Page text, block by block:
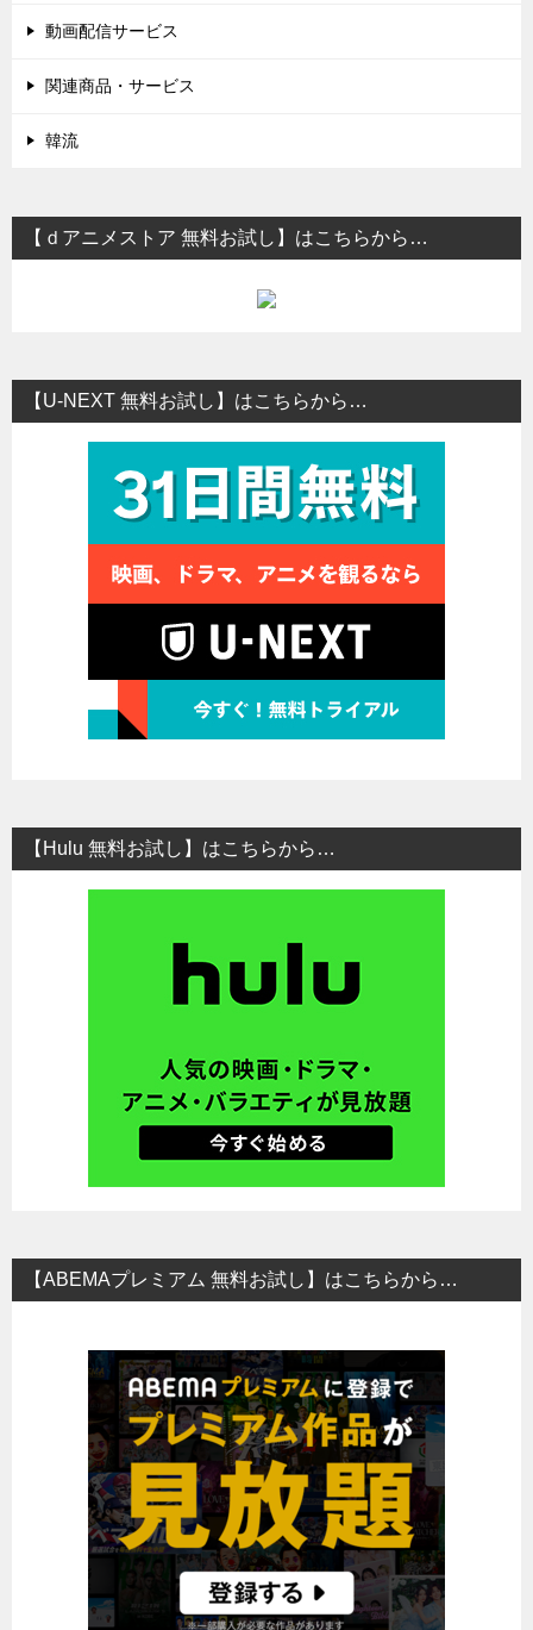
動画配信サービス
関連商品・サービス
韓流
【ｄアニメストア 無料お試し】はこちらから…
【U-NEXT 無料お試し】はこちらから…
【Hulu 無料お試し】はこちらから…
【ABEMAプレミアム 無料お試し】はこちらから…